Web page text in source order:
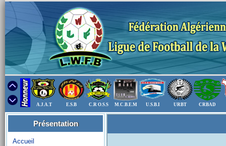
A.J.A.T E.S.B C.R O.S.S M.C.B.E.M U.S.B.I URBT CRBAD
Présentation
Accueil